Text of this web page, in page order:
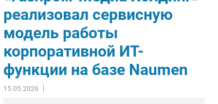
Импорто­замещение
Автоматизация Промышленности
Интернет
Мобильная связь
Фиксированная связь
Интеграция
Рынок ПК
реализовал сервисную
модель работы
корпоративной ИТ-
функции на базе Naumen
15.05.2026